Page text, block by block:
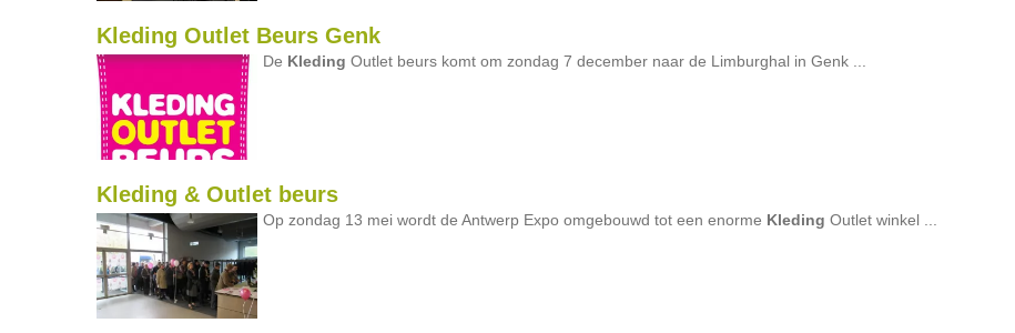
Kleding Outlet Beurs Genk
De Kleding Outlet beurs komt om zondag 7 december naar de Limburghal in Genk ...
Kleding & Outlet beurs
Op zondag 13 mei wordt de Antwerp Expo omgebouwd tot een enorme Kleding Outlet winkel ...